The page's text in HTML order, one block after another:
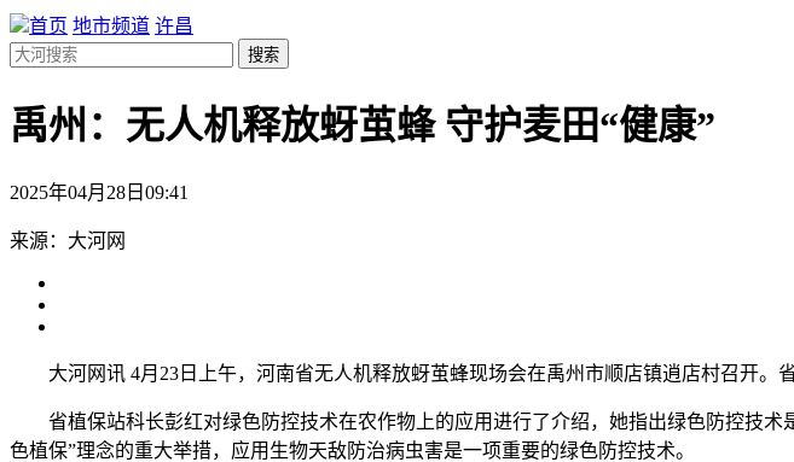
首页 地市频道 许昌
搜索
禹州：无人机释放蚜茧蜂 守护麦田“健康”
2025年04月28日09:41
来源：大河网
大河网讯 4月23日上午，河南省无人机释放蚜茧蜂现场会在禹州市顺店镇逍店村召开。
省植保站科长彭红对绿色防控技术在农作物上的应用进行了介绍，她指出绿色防控技
色植保”理念的重大举措，应用生物天敌防治病虫害是一项重要的绿色防控技术。